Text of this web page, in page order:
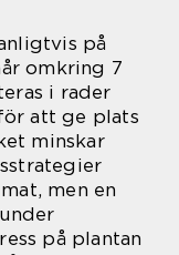
på
omkring 7
i rader
att ge plats
minskar
men en
på plantan